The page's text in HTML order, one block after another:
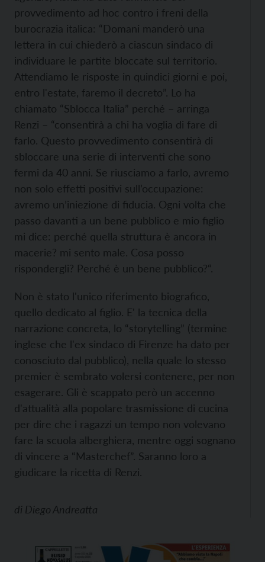
provvedimento ad hoc contro i freni della
burocrazia italica: “Domani manderò una
lettera in cui chiederò a ciascun sindaco di
individuare le partite bloccate sul territorio.
Attendiamo le risposte in quindici giorni e poi,
entro l'estate, faremo il decreto”. Lo ha
chiamato “Sblocca Italia” perché – arringa
Renzi – “consentirà a chi ha voglia di fare di
farlo. Questo provvedimento consentirà di
sbloccare una serie di interventi che sono
fermi da 40 anni. Se riusciamo a farlo, avremo
non solo effetti positivi sull’occupazione:
avremo un’iniezione di fiducia. Ogni volta che
passo davanti a un bene pubblico e mio figlio
mi dice: perché quella struttura è ancora in
macerie? mi sento male. Cosa posso
rispondergli? Perché è un bene pubblico?“.
Non è stato l'unico riferimento biografico,
quello dedicato al figlio. E' la tecnica della
narrazione concreta, lo “storytelling” (termine
inglese che l'ex sindaco di Firenze ha dato per
conosciuto dal pubblico), nella quale lo stesso
premier è sembrato volersi contenere, per non
esagerare. Gli è scappato però un accenno
d'attualità alla popolare trasmissione di cucina
per dire che i ragazzi un tempo non volevano
fare la scuola alberghiera, mentre oggi sognano
di vincere a “Masterchef”. Saranno loro a
giudicare la ricetta di Renzi.
di Diego Andreatta